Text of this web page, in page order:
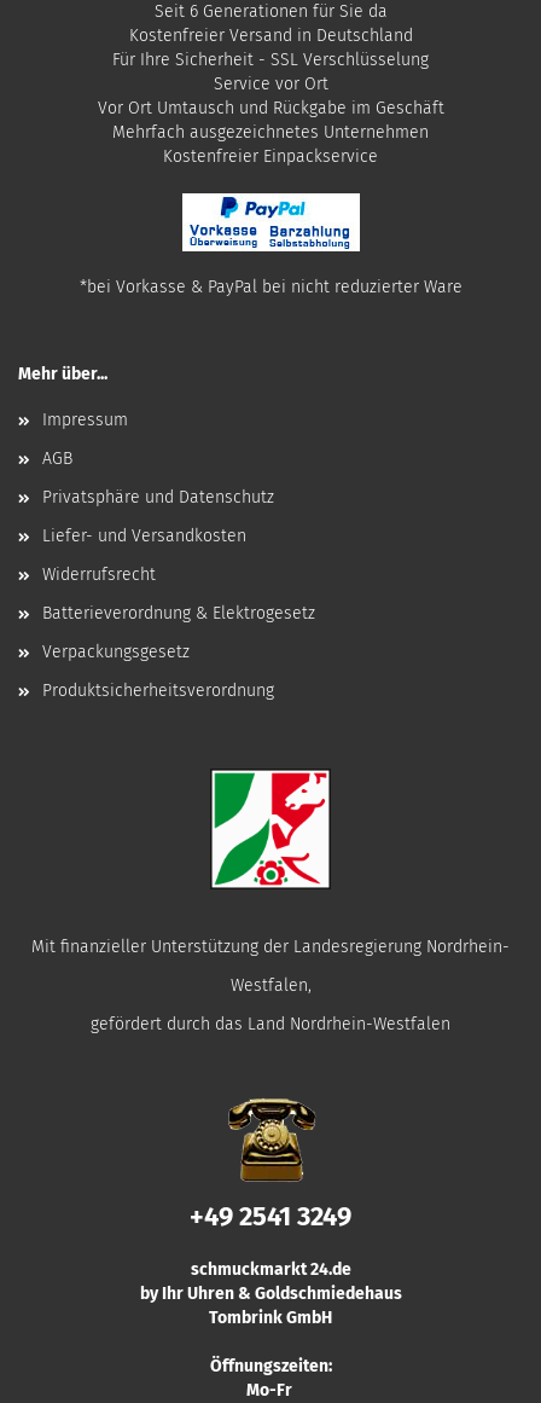
Seit 6 Generationen für Sie da
Kostenfreier Versand in Deutschland
Für Ihre Sicherheit - SSL Verschlüsselung
Service vor Ort
Vor Ort Umtausch und Rückgabe im Geschäft
Mehrfach ausgezeichnetes Unternehmen
​Kostenfreier Einpackservice
*bei Vorkasse & PayPal bei nicht reduzierter Ware
Mehr über...
Impressum
AGB
Privatsphäre und Datenschutz
Liefer- und Versandkosten
Widerrufsrecht
Batterieverordnung & Elektrogesetz
Verpackungsgesetz
Produktsicherheitsverordnung
Mit finanzieller Unterstützung der Landesregierung Nordrhein-
Westfalen,
gefördert durch das Land Nordrhein-Westfalen
+49 2541 3249
schmuckmarkt 24.de
by Ihr Uhren & Goldschmiedehaus
Tombrink GmbH
Öffnungszeiten:
Mo-Fr